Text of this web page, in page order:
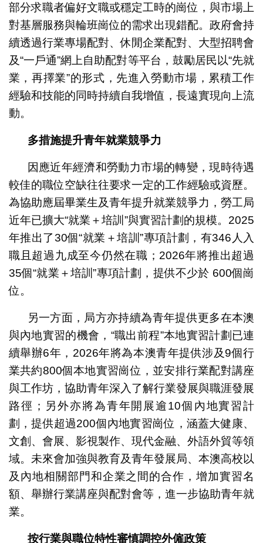
部分求職者偏好文職或穩定工時的崗位，與市場上
對基層服務與輪班崗位的需求出現錯配。政府會持
續透過行業專場配對、休閒企業配對、大型招聘會
及“一戶通”網上自助配對等平台，鼓勵居民以“先就
業，再擇業”的形式，先進入勞動市場，累積工作
經驗和技能的同時持續自我增值，長遠實現向上流
動。
多措施提升青年就業競爭力
因應近年經濟和勞動力市場的轉變，現時待遇
較佳的職位空缺往往要求一定的工作經驗或資歷。
為協助應屆畢業生及青年提升就業競爭力，勞工局
近年已擴大“就業＋培訓”與實習計劃的規模。2025
年推出了30個“就業＋培訓”專項計劃，有346人入
職且超過九成至今仍然在職；2026年將推出超過
35個“就業＋培訓”專項計劃，提供不少於 600個崗
位。
另一方面，局方亦持續為青年提供更多在本澳
與內地實習的機會，“職出前程”本地實習計劃已連
續舉辦6年，2026年將為本澳青年提供涉及9個行
業共約800個本地實習崗位，並安排行業配對講座
與工作坊，協助青年深入了解行業發展與職涯發展
路徑；另外亦將為青年開展逾10個內地實習計
劃，提供超過200個內地實習崗位，涵蓋大健康、
文創、會展、影視製作、現代金融、外語外貿等領
域。未來會加強與教育及青年發展局、本澳高校以
及內地相關部門和企業之間的合作，增加實習名
額、舉辦行業講座與配對會等，進一步協助青年就
業。
按行業與職位特性審慎調控外僱政策